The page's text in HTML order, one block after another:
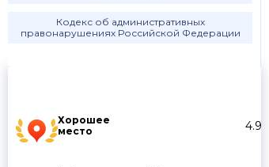
Хорошее
место
4.9
Кодекс об административных
правонарушениях Российской Федерации